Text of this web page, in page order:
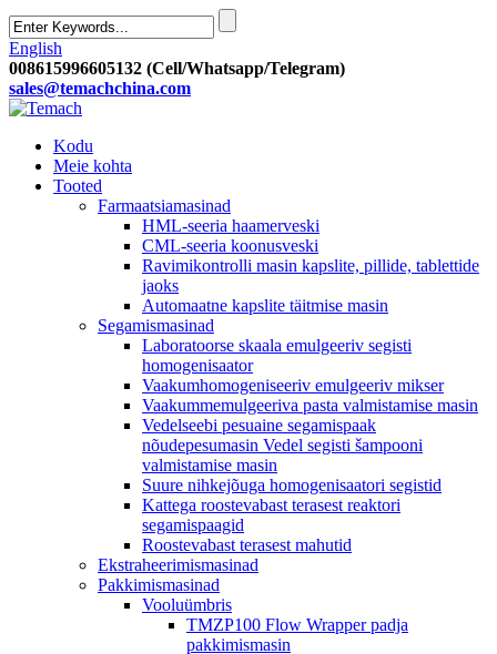
English
008615996605132 (Cell/Whatsapp/Telegram)
sales@temachchina.com
Kodu
Meie kohta
Tooted
Farmaatsiamasinad
HML-seeria haamerveski
CML-seeria koonusveski
Ravimikontrolli masin kapslite, pillide, tablettide
jaoks
Automaatne kapslite täitmise masin
Segamismasinad
Laboratoorse skaala emulgeeriv segisti
homogenisaator
Vaakumhomogeniseeriv emulgeeriv mikser
Vaakummemulgeeriva pasta valmistamise masin
Vedelseebi pesuaine segamispaak
nõudepesumasin Vedel segisti šampooni
valmistamise masin
Suure nihkejõuga homogenisaatori segistid
Kattega roostevabast terasest reaktori
segamispaagid
Roostevabast terasest mahutid
Ekstraheerimismasinad
Pakkimismasinad
Vooluümbris
TMZP100 Flow Wrapper padja
pakkimismasin